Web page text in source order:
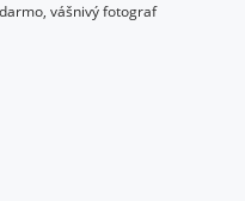
vášnivý fotograf